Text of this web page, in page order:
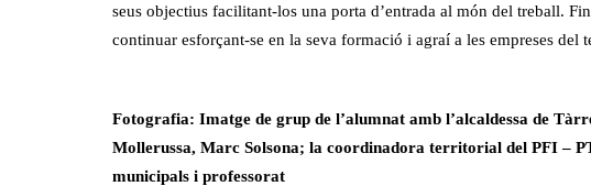
seus objectius facilitant-los una porta d’entrada al món del treball.
continuar esforçant-se en la seva formació i agraí a les empreses
Fotografia: Imatge de grup de l’alumnat amb l’alcaldessa de
Mollerussa, Marc Solsona; la coordinadora territorial del PFI –
municipals i professorat